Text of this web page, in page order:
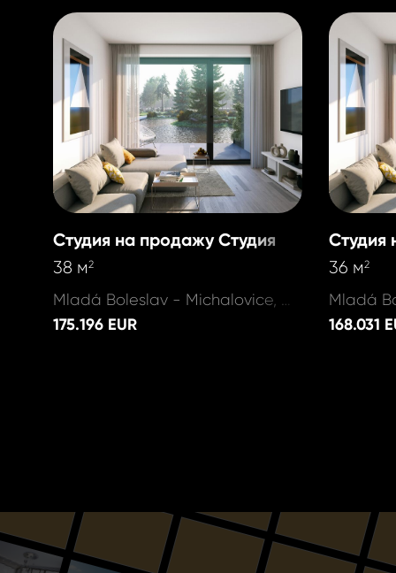
Студия на продажу Студия
38 м2
Mladá Boleslav - Michalovice, Michalovice
175.196 EUR
Студия
36 м2
168.031